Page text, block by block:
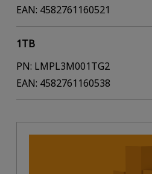
EAN: 4582761160521
1TB
PN: LMPL3M001TG2
EAN: 4582761160538